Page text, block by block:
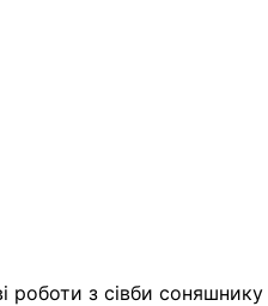
роботи з сівби соняшнику